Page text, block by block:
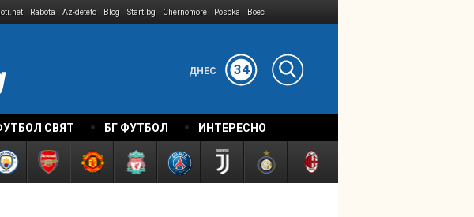
Rabota Az-deteto Blog Start.bg Chernomore Posoka Boec
ДНЕС 34
СВЯТ БГ ФУТБОЛ ИНТЕРЕСНО